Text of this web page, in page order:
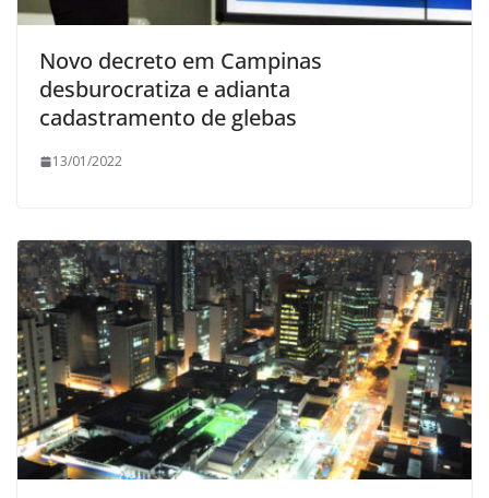
Novo decreto em Campinas
desburocratiza e adianta
cadastramento de glebas
13/01/2022